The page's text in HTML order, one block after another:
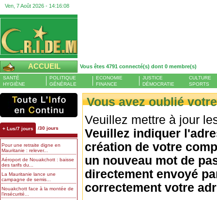
Ven, 7 Août 2026 - 14:16:08
ACCUEIL Vous êtes 4791 connecté(s) dont 0 membre(s)
SANTÉ
HYGIÈNE
POLITIQUE
GÉNÉRALE
ECONOMIE
FINANCE
JUSTICE
DÉMOCRATIE
CULTURE
SPORTS
+ Lus/7 jours /30 jours
Pour une retraite digne en
Mauritanie : relever...
Aéroport de Nouakchott : baisse
des tarifs du...
La Mauritanie lance une
campagne de semis...
Nouakchott face à la montée de
l’insécurité...
Vous avez oublié
Veuillez mettre à jour
Veuillez indiquer
création de votre
un nouveau mot de
directement envoyé
correctement votre